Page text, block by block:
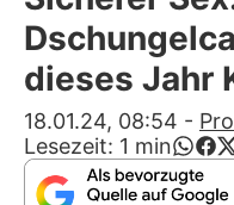
Alle
App
dieses Jahr
18.01.24, 08:54 -
Lesezeit: 1 min